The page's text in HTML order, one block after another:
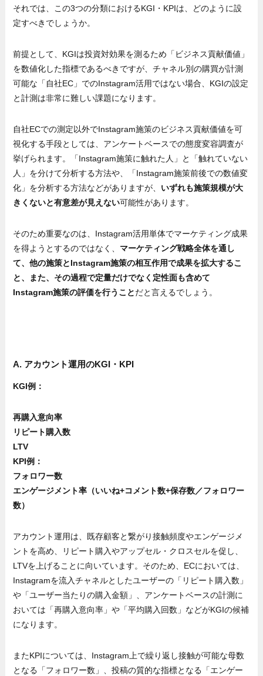
それでは、この3つの分類におけるKGI・KPIは、どのように設
定すべきでしょうか。
前提として、KGIは投資対効果を測るため「ビジネス貢献価値」
を数値化した指標であるべきですが、チャネル別の購買が計測
可能な「自社EC」でのInstagram活用ではない場合、KGIの設定
と計測は非常に難しい課題になります。
自社ECでの測定以外でInstagram施策のビジネス貢献価値を可
視化する手段としては、アンケートベースでの態度変容調査が
挙げられます。「Instagram施策に触れた人」と「触れていない
人」を分けて分析する方法や、「Instagram施策前後での数値変
化」を分析する方法などがありますが、 いずれも施策規模が大
きくないと有意差が見えない可能性があります。
そのため重要なのは、Instagram活用単体でマーケティング成果
を得ようとするのではなく、 マーケティング戦略全体を通し
て、他の施策とInstagram施策の相互作用で成果を拡大するこ
と、また、その過程で定量だけでなく定性面も含めて
Instagram施策の評価を行うことだと言えるでしょう。
A. アカウント運用のKGI・KPI
KGI例：
再購入意向率
リピート購入数
LTV
KPI例：
フォロワー数
エンゲージメント率（いいね+コメント数+保存数／フォロワー
数）
アカウント運用は、既存顧客と繋がり接触頻度やエンゲージメ
ントを高め、リピート購入やアップセル・クロスセルを促し、
LTVを上げることに向いています。そのため、ECにおいては、
Instagramを流入チャネルとしたユーザーの「リピート購入数」
や「ユーザー当たりの購入金額」、アンケートベースの計測に
おいては「再購入意向率」や「平均購入回数」などがKGIの候補
になります。
またKPIについては、Instagram上で繰り返し接触が可能な母数
となる「フォロワー数」、投稿の質的な指標となる「エンゲー